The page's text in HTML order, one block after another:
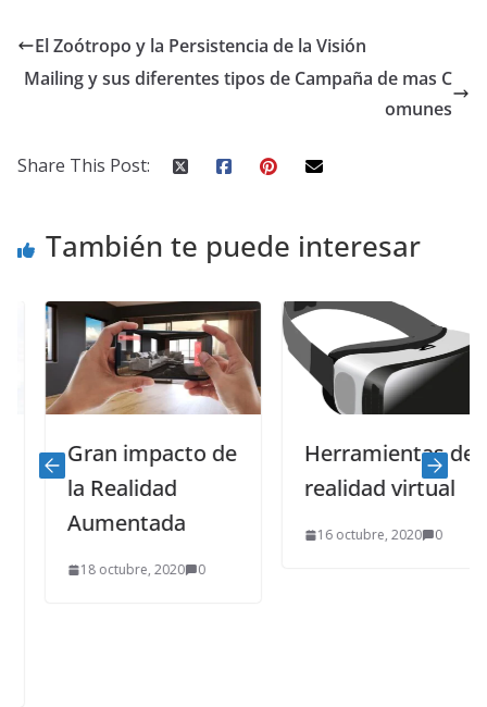
El Zoótropo y la Persistencia de la Visión
Mailing y sus diferentes tipos de Campaña de mas C
omunes
Share This Post:
También te puede interesar
Gran impacto de
la Realidad
Aumentada
18 octubre, 2020 0
Herramientas de
realidad virtual
16 octubre, 2020 0